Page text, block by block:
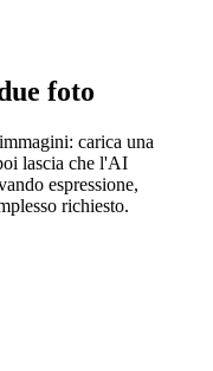
foto
carica una
lascia che l'AI
espressione,
richiesto.